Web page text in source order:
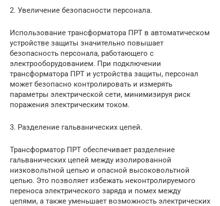
2. Увеличение безопасности персонала.
Использование трансформатора ПРТ в автоматическом
устройстве защиты значительно повышает
безопасность персонала, работающего с
электрооборудованием. При подключении
трансформатора ПРТ и устройства защиты, персонал
может безопасно контролировать и измерять
параметры электрической сети, минимизируя риск
поражения электрическим током.
3. Разделение гальванических цепей.
Трансформатор ПРТ обеспечивает разделение
гальванических цепей между изолированной
низковольтной цепью и опасной высоковольтной
цепью. Это позволяет избежать неконтролируемого
переноса электрического заряда и помех между
цепями, а также уменьшает возможность электрических